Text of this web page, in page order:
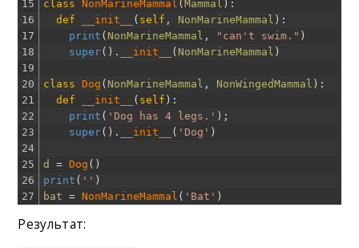
15
16
17
18
19
20
21
22
23
24
25
26
27
class NonMarineMammal ( Mammal ) :
def
__init__ ( self , NonMarineMammal ) :
print ( NonMarineMammal , "can't swim." )
super( ) . __init__ ( NonMarineMammal )
class Dog ( NonMarineMammal , NonWingedMammal ) :
def
__init__ ( self ) :
print ( 'Dog has 4 legs.' ) ;
super( ) . __init__ ( 'Dog' )
d = Dog ( )
print ( '' )
bat
= NonMarineMammal ( 'Bat' )
Результат: